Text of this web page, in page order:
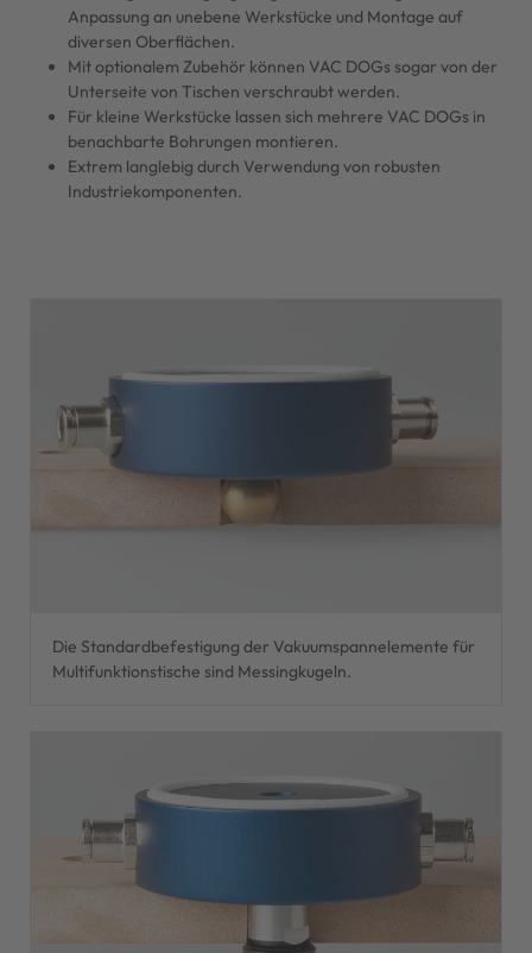
Anpassung an unebene Werkstücke und Montage auf
diversen Oberflächen.
Mit optionalem Zubehör können VAC DOGs sogar von der
Unterseite von Tischen verschraubt werden.
Für kleine Werkstücke lassen sich mehrere VAC DOGs in
benachbarte Bohrungen montieren.
Extrem langlebig durch Verwendung von robusten
Industriekomponenten.
Die Standardbefestigung der Vakuumspannelemente für
Multifunktionstische sind Messingkugeln.